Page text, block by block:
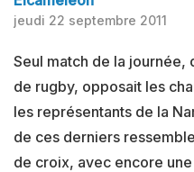
jeudi 22 septembre 2011
Seul match de la journée,
de rugby, opposait les
les représentants de la
de ces derniers
de croix, avec encore